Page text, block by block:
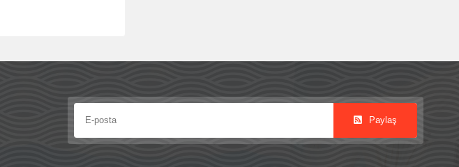
Paylaş